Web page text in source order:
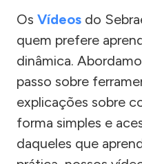
Os Vídeos do
quem prefere
dinâmica.
passo sobre
explicações sobre
forma simples e
daqueles que